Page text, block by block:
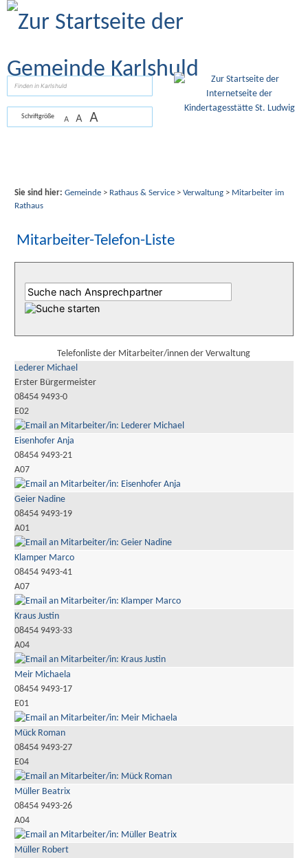
Zum Inhalt
Schriftgröße A A A
Sie sind hier: Gemeinde> Rathaus & Service> Verwaltung> Mitarbeiter im
Rathaus
Mitarbeiter-Telefon-Liste
Telefonliste der Mitarbeiter/innen der Verwaltung
Lederer Michael
Erster Bürgermeister
08454 9493-0
E02
Eisenhofer Anja
08454 9493-21
A07
Geier Nadine
08454 9493-19
A01
Klamper Marco
08454 9493-41
A07
Kraus Justin
08454 9493-33
A04
Meir Michaela
08454 9493-17
E01
Mück Roman
08454 9493-27
E04
Müller Beatrix
08454 9493-26
A04
Müller Robert